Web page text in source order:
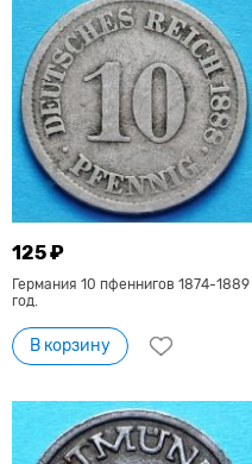
125 ₽
Германия 10 пфеннигов 1874-1889
год.
В корзину